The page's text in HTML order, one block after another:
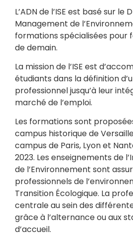
L’ADN de l’ISE est basé sur le
Management de
formations spécialisées pour
de demain.
La mission de l’ISE est
étudiants dans la définition
professionnel jusqu’à leur
marché de l’emploi.
Les formations sont
campus historique de
campus de Paris, Lyon et
2023. Les enseignements de
de l’Environnement sont
professionnels de
Transition Écologique. La
centrale au sein des
grâce à l’alternance ou aux
d’accueil.